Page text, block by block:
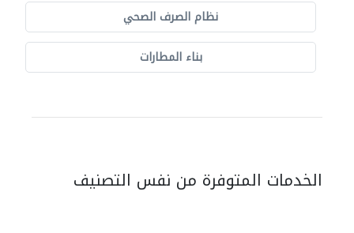
نظام الصرف الصحي
بناء المطارات
الخدمات المتوفرة من نفس التصنيف